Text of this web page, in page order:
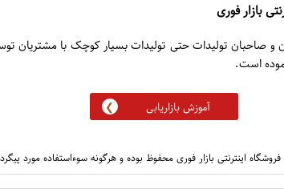
بازار فوری
و صاحبان تولیدات حتی تولیدات بسیار کوچک با مشتریان
آموزش بازاریابی
اینترنتی بازار فوری محفوظ بوده و هرگونه سوءاستفاده مورد